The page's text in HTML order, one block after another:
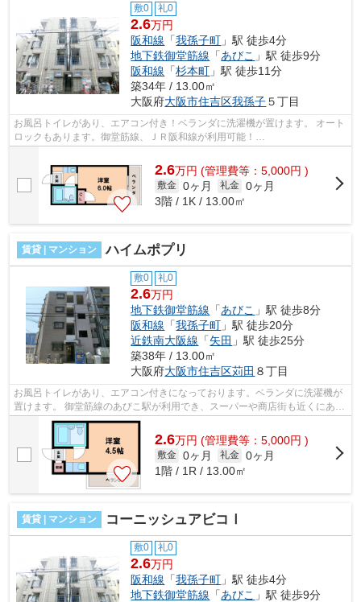
敷0 礼0
2.6万円
阪和線 「我孫子町 」駅 徒歩4分
地下鉄御堂筋線 「あびこ 」駅 徒歩9分
阪和線 「杉本町 」駅 徒歩11分
築34年 / 13.00㎡
大阪府大阪市住吉区我孫子５丁目
お風呂トイレがあり、エアコン付き！ベランダに洗濯機が置けます。 オート
ロックもあります。御堂筋線、ＪＲ阪和線が利用可能！
2.6万円 (管理費等：5,000円 )
敷金 0ヶ月 礼金 0ヶ月
3階 / 1K / 13.00㎡
賃貸 | マンション ハイムポプリ
敷0 礼0
2.6万円
地下鉄御堂筋線 「あびこ 」駅 徒歩8分
阪和線 「我孫子町 」駅 徒歩20分
近鉄南大阪線 「矢田 」駅 徒歩25分
築38年 / 13.00㎡
大阪府大阪市住吉区苅田 ８丁目
お風呂トイレがあり、エアコン付きになっております。ベランダに洗濯機が
置けます。 御堂筋線のあびこ駅が利用でき、スーパーや商店街も近くにあり
ます。 ■□■□■□■□■□■□■□■□■□■□■□■□■...
2.6万円 (管理費等：5,000円 )
敷金 0ヶ月 礼金 0ヶ月
1階 / 1R / 13.00㎡
賃貸 | マンション コーニッシュアビコⅠ
敷0 礼0
2.6万円
阪和線 「我孫子町 」駅 徒歩4分
地下鉄御堂筋線 「あびこ 」駅 徒歩9分